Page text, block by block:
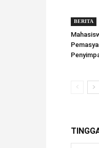
BERITA